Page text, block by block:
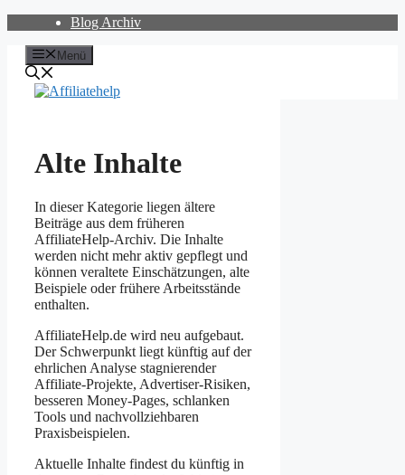
springen
Blog Archiv
Menü
Alte Inhalte
In dieser Kategorie liegen ältere
Beiträge aus dem früheren
AffiliateHelp-Archiv. Die Inhalte
werden nicht mehr aktiv gepflegt und
können veraltete Einschätzungen, alte
Beispiele oder frühere Arbeitsstände
enthalten.
AffiliateHelp.de wird neu aufgebaut.
Der Schwerpunkt liegt künftig auf der
ehrlichen Analyse stagnierender
Affiliate-Projekte, Advertiser-Risiken,
besseren Money-Pages, schlanken
Tools und nachvollziehbaren
Praxisbeispielen.
Aktuelle Inhalte findest du künftig in